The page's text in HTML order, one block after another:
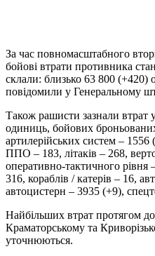
За час повномасштабного
бойові втрати противника
склали: близько 63 800 (+420)
повідомили у Генеральному
Також рашисти зазнали втрат
одиниць, бойових
артилерійських систем –
ППО – 183, літаків – 268,
оперативно-тактичного рівня
316, кораблів / катерів – 16,
автоцистерн – 3935 (+9),
Найбільших втрат протягом
Краматорському та
уточнюються.